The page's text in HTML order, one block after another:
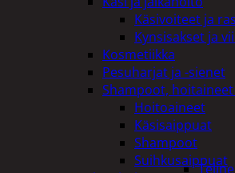
Käsivoiteet ja
Kynsisakset ja
Kosmetiikka
Pesuharjat ja -sienet
Shampoot,
Hoitoaineet
Käsisaippuat
Shampoot
Suihkusaippuat